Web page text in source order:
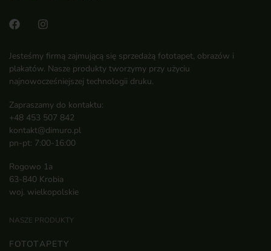
Jesteśmy firmą zajmującą się sprzedażą fototapet, obrazów i
plakatów. Nasze produkty tworzymy przy użyciu
najnowocześniejszej technologii druku.
Zapraszamy do kontaktu:
+48 453 507 842
kontakt@dimuro.pl
pn-pt: 7:00-16:00
Rogowo 1a
63-840 Krobia
woj. wielkopolskie
NASZE PRODUKTY
FOTOTAPETY